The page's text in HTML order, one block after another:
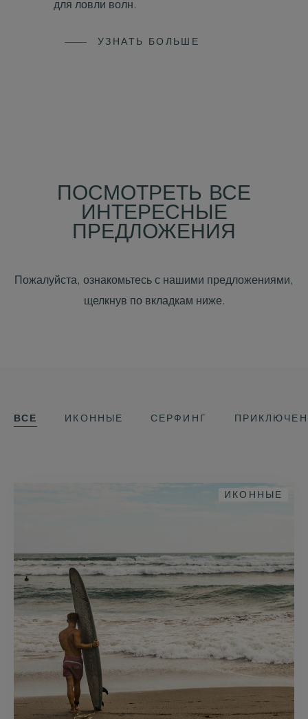
для ловли волн.
УЗНАТЬ БОЛЬШЕ
ПОСМОТРЕТЬ ВСЕ
ИНТЕРЕСНЫЕ
ПРЕДЛОЖЕНИЯ
Пожалуйста, ознакомьтесь с нашими предложениями,
щелкнув по вкладкам ниже.
ВСЕ ИКОННЫЕ СЕРФИНГ
ИКОННЫЕ